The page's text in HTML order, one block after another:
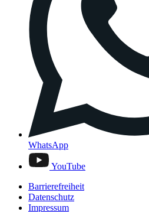
WhatsApp
YouTube
Barrierefreiheit
Datenschutz
Impressum